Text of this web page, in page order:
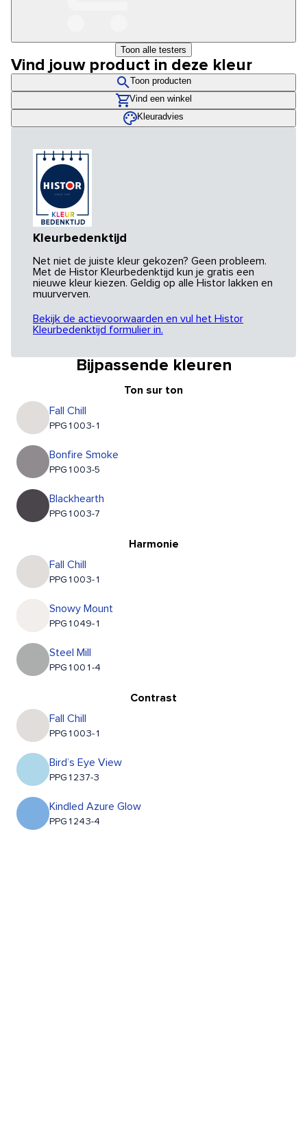
Toon alle testers
Vind jouw product in deze kleur
Toon producten
Vind een winkel
Kleuradvies
Kleurbedenktijd
Net niet de juiste kleur gekozen? Geen probleem.
Met de Histor Kleurbedenktijd kun je gratis een
nieuwe kleur kiezen. Geldig op alle Histor lakken en
muurverven.
Bekijk de actievoorwaarden en vul het Histor
Kleurbedenktijd formulier in.
Bijpassende kleuren
Ton sur ton
Fall Chill
PPG1003-1
Bonfire Smoke
PPG1003-5
Blackhearth
PPG1003-7
Harmonie
Fall Chill
PPG1003-1
Snowy Mount
PPG1049-1
Steel Mill
PPG1001-4
Contrast
Fall Chill
PPG1003-1
Bird’s Eye View
PPG1237-3
Kindled Azure Glow
PPG1243-4